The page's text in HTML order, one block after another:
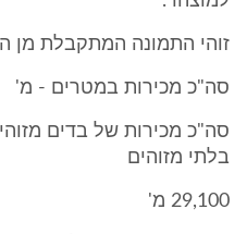
זוהי התמונה המתקבלת מן
סה"כ מכירות במטרים - מ'
סה"כ מכירות של בדים
בלתי מזוהים
29,100 מ'